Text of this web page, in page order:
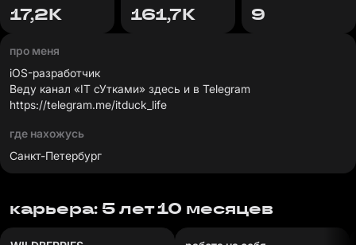
17,2К 161,7К 9
про меня
iOS-разработчик
https://telegram.me/itduck_life
где нахожусь
Санкт-Петербург
карьера: 5 лет 10 месяцев